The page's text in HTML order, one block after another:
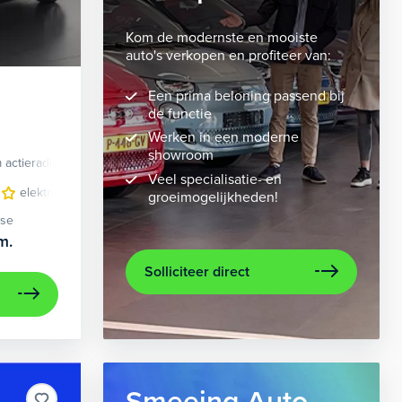
lichtmetalen velgen 10-spaaks 21" metaalkleur
Elektrisch
elektrisch glazen panorama-dak lederen bekleding
Kom de modernste en mooiste
auto's verkopen en profiteer van:
Een prima beloning passend bij
de functie
Werken in een moderne
showroom
Veel specialisatie- en
groeimogelijkheden!
Solliciteer direct